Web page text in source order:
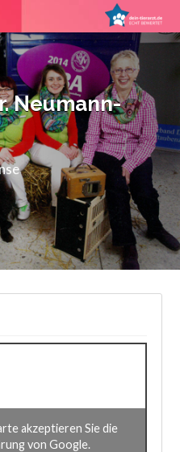
Neumann-
akzeptieren Sie die
von Google.